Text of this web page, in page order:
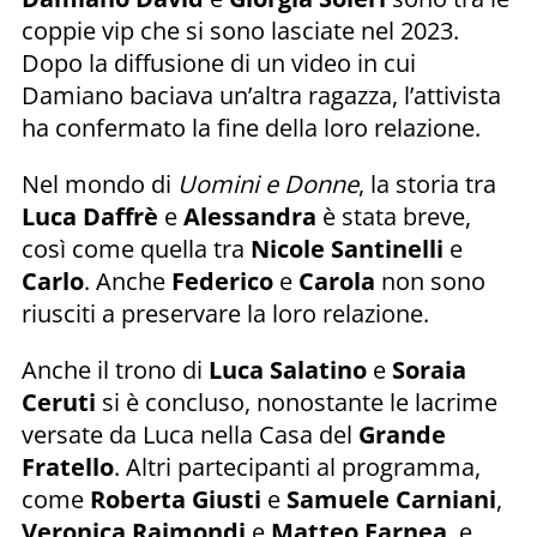
coppie vip che si sono lasciate nel 2023.
Dopo la diffusione di un video in cui
Damiano baciava un’altra ragazza, l’attivista
ha confermato la fine della loro relazione.
Nel mondo di Uomini e Donne, la storia tra
Luca Daffrè eAlessandra è stata breve,
così come quella tra Nicole Santinelli e
Carlo. Anche Federico e Carola non sono
riusciti a preservare la loro relazione.
Anche il trono di Luca Salatino e Soraia
Ceruti si è concluso, nonostante le lacrime
versate da Luca nella Casa del Grande
Fratello. Altri partecipanti al programma,
come Roberta Giusti e Samuele Carniani,